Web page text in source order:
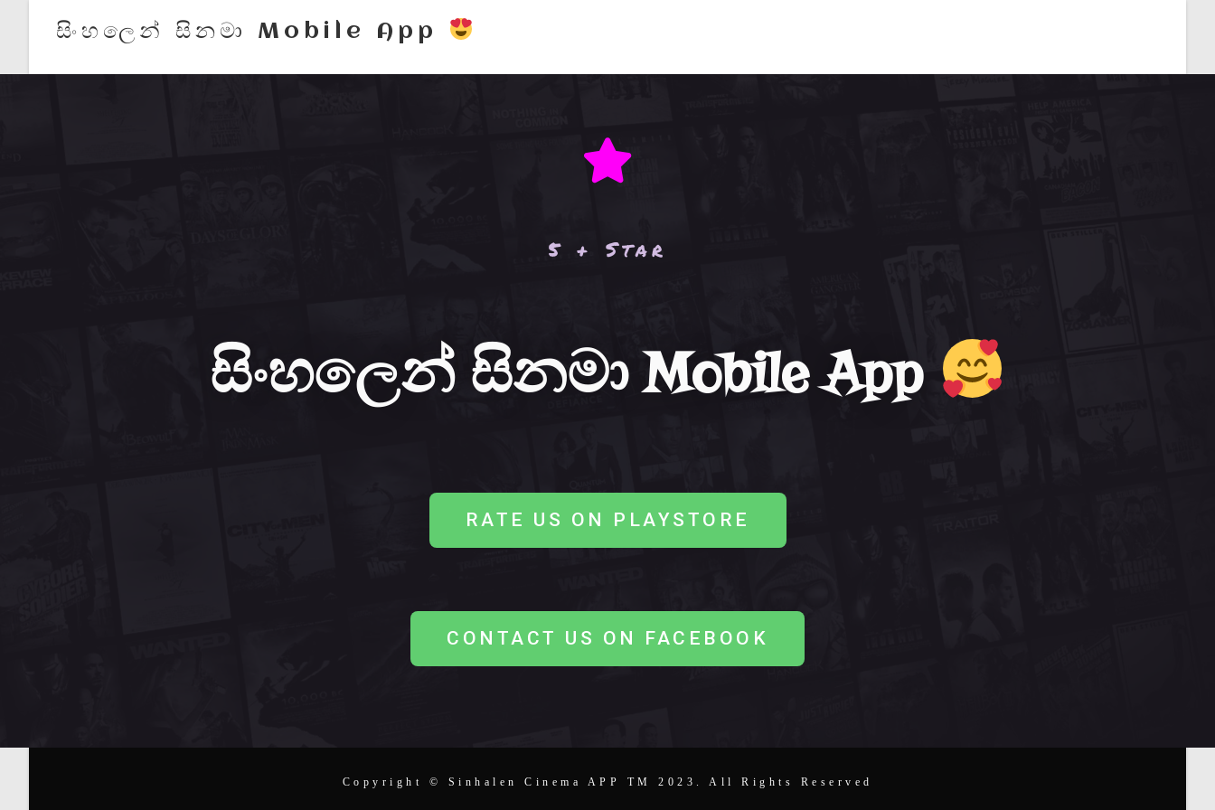
සිංහලෙන් සිනමා Mobile App
5 + Star
සිංහලෙන් සිනමා Mobile App
RATE US ON PLAYSTORE
CONTACT US ON FACEBOOK
Copyright © Sinhalen Cinema APP TM 2023. All Rights Reserved